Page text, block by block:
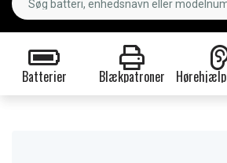
Batterier Blækpatroner